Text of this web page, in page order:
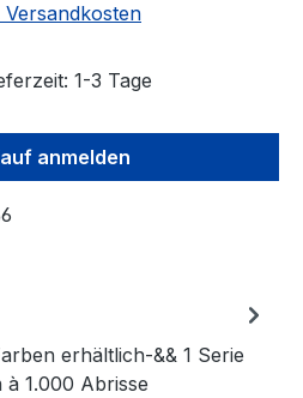
1-3 Tage
anmelden
erhältlich-&& 1 Serie
1.000 Abrisse